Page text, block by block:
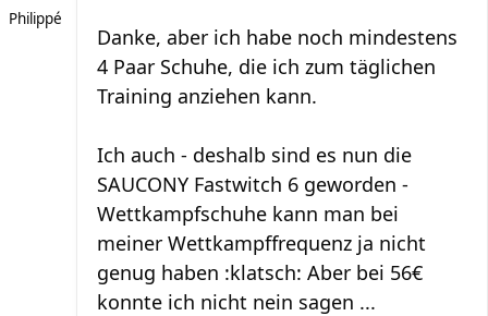
Philippé
Danke, aber ich habe noch mindestens
4 Paar Schuhe, die ich zum täglichen
Training anziehen kann.
Ich auch - deshalb sind es nun die
SAUCONY Fastwitch 6 geworden -
Wettkampfschuhe kann man bei
meiner Wettkampffrequenz ja nicht
genug haben :klatsch: Aber bei 56€
konnte ich nicht nein sagen ...